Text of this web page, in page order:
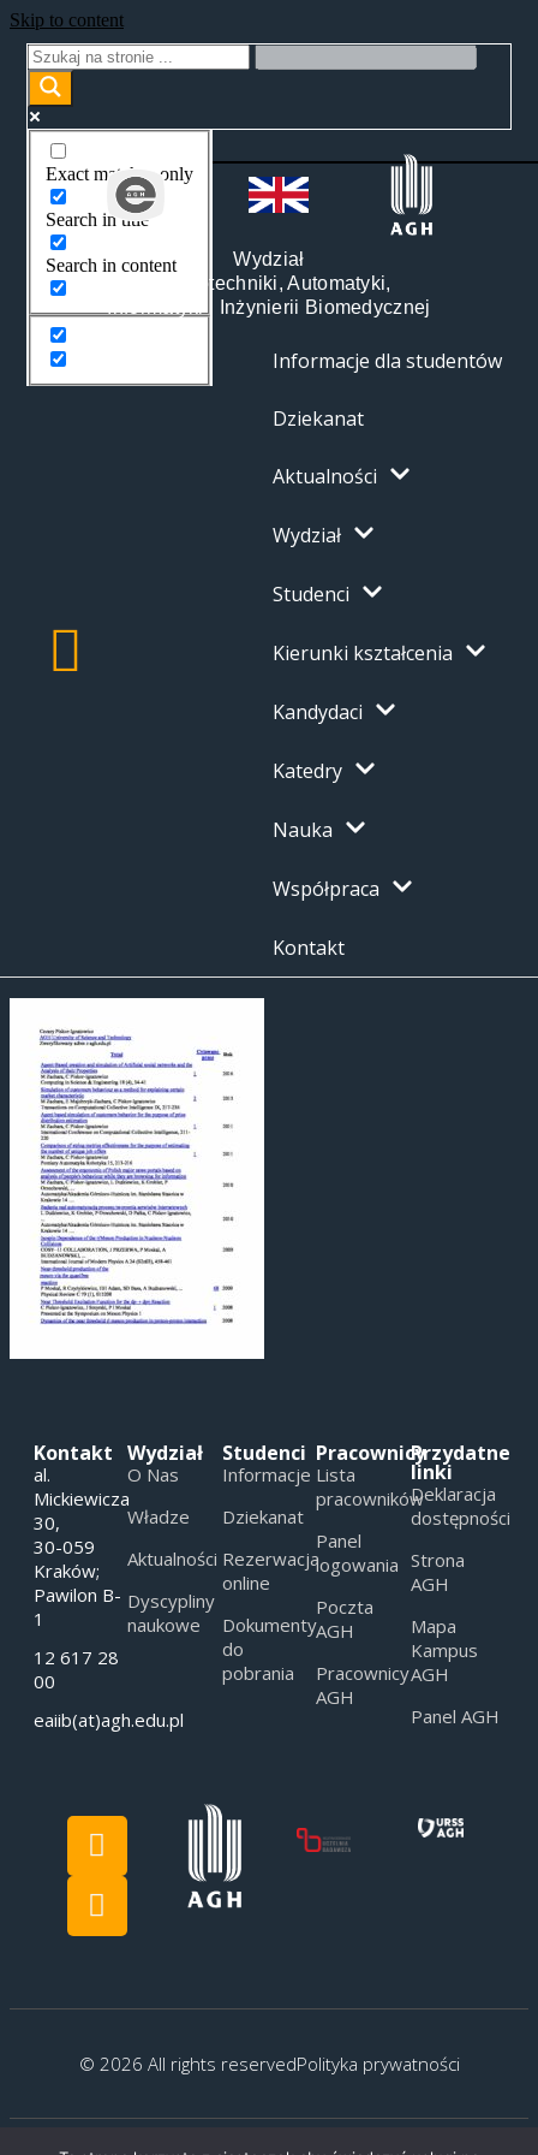
Skip to content
Exact matches only
Search in title
Search in content
Wydział
Elektrotechniki, Automatyki,
Informatyki i Inżynierii Biomedycznej
Informacje dla studentów
Dziekanat
Aktualności
Wydział
Studenci
Kierunki kształcenia
Kandydaci
Katedry
Nauka
Współpraca
Kontakt
Kontakt
al.
Mickiewicza
30,
30-059
Kraków;
Pawilon B-
1
12 617 28
00
eaiib(at)agh.edu.pl
Wydział
O Nas
Władze
Aktualności
Dyscypliny
naukowe
Studenci
Informacje
Dziekanat
Rezerwacja
online
Dokumenty
do
pobrania
Pracownicy
Lista
pracowników
Panel
logowania
Poczta
AGH
Pracownicy
AGH
Przydatne
linki
Deklaracja
dostępności
Strona
AGH
Mapa
Kampus
AGH
Panel AGH
© 2026 All rights reservedPolityka prywatności